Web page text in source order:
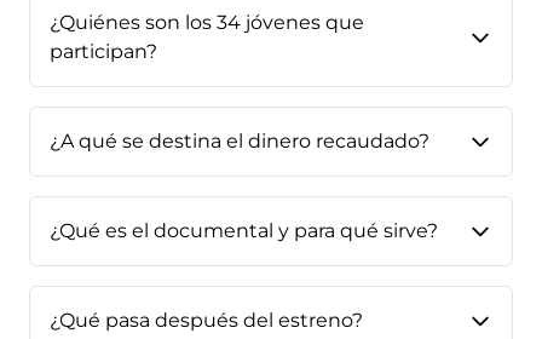
¿Quiénes son los 34 jóvenes que
participan?
¿A qué se destina el dinero recaudado?
¿Qué es el documental y para qué sirve?
¿Qué pasa después del estreno?